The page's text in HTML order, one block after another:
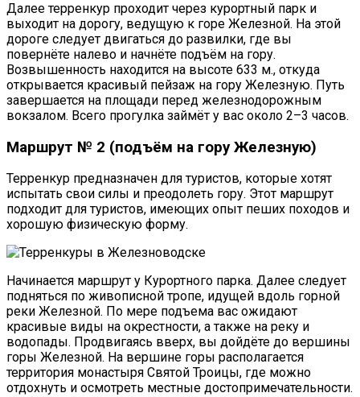
Далее терренкур проходит через курортный парк и
выходит на дорогу, ведущую к горе Железной. На этой
дороге следует двигаться до развилки, где вы
повернёте налево и начнёте подъём на гору.
Возвышенность находится на высоте 633 м., откуда
открывается красивый пейзаж на гору Железную. Путь
завершается на площади перед железнодорожным
вокзалом. Всего прогулка займёт у вас около 2–3 часов.
Маршрут № 2 (подъём на гору Железную)
Терренкур предназначен для туристов, которые хотят
испытать свои силы и преодолеть гору. Этот маршрут
подходит для туристов, имеющих опыт пеших походов и
хорошую физическую форму.
Начинается маршрут у Курортного парка. Далее следует
подняться по живописной тропе, идущей вдоль горной
реки Железной. По мере подъема вас ожидают
красивые виды на окрестности, а также на реку и
водопады. Продвигаясь вверх, вы дойдёте до вершины
горы Железной. На вершине горы располагается
территория монастыря Святой Троицы, где можно
отдохнуть и осмотреть местные достопримечательности.